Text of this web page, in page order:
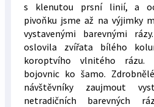
s klenutou prsní linií, a
pivoňku jsme až na výjimky
vystavenými barevnými
oslovila zvířata bílého
koroptvího vlnitého rázu.
bojovnic ko šamo.
návštěvníky zaujmout
netradičních barevných